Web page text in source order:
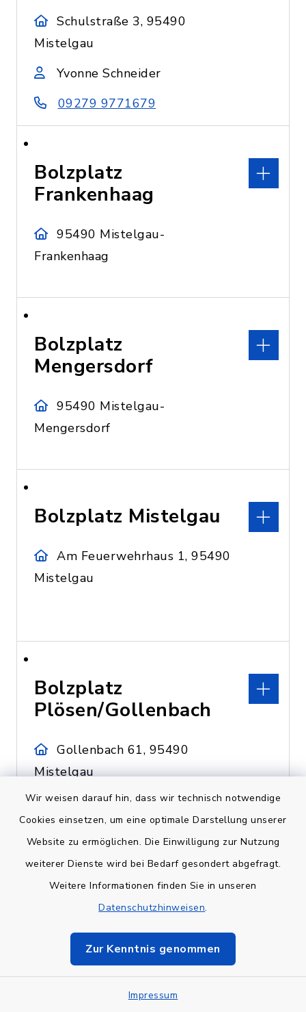
Wir weisen darauf hin, dass wir technisch notwendige
Cookies einsetzen, um eine optimale Darstellung unserer
Website zu ermöglichen. Die Einwilligung zur Nutzung
weiterer Dienste wird bei Bedarf gesondert abgefragt.
Weitere Informationen finden Sie in unseren
Datenschutzhinweisen.
Zur Kenntnis genommen
Impressum
Schulstraße 3, 95490
Mistelgau
Yvonne Schneider
09279 9771679
Bolzplatz
Frankenhaag
95490 Mistelgau-
Frankenhaag
Bolzplatz
Mengersdorf
95490 Mistelgau-
Mengersdorf
Bolzplatz Mistelgau
Am Feuerwehrhaus 1, 95490
Mistelgau
Bolzplatz
Plösen/Gollenbach
Gollenbach 61, 95490
Mistelgau
Bolzplatz
Seitenbach